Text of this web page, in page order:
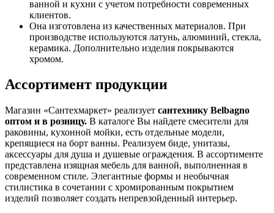
ванной и кухни с учетом потребности современных
клиентов.
Она изготовлена из качественных материалов. При
производстве используются латунь, алюминий, стекла,
керамика. Дополнительно изделия покрываются
хромом.
Ассортимент продукции
Магазин «Сантехмаркет» реализует сантехнику Belbagno
оптом и в розницу. В каталоге Вы найдете смесители для
раковины, кухонной мойки, есть отдельные модели,
крепящиеся на борт ванны. Реализуем биде, унитазы,
аксессуары для душа и душевые ограждения. В ассортименте
представлена изящная мебель для ванной, выполненная в
современном стиле. Элегантные формы и необычная
стилистика в сочетании с хромированным покрытием
изделий позволяет создать непревзойденный интерьер.